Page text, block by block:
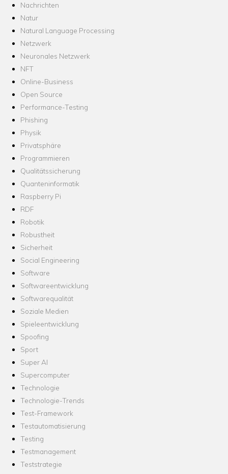
Nachrichten
Natur
Natural Language Processing
Netzwerk
Neuronales Netzwerk
NFT
Online-Business
Open Source
Performance-Testing
Phishing
Physik
Privatsphäre
Programmieren
Qualitätssicherung
Quanteninformatik
Raspberry Pi
RDF
Robotik
Robustheit
Sicherheit
Social Engineering
Software
Softwareentwicklung
Softwarequalität
Soziale Medien
Spieleentwicklung
Spoofing
Sport
Super AI
Supercomputer
Technologie
Technologie-Trends
Test-Framework
Testautomatisierung
Testing
Testmanagement
Teststrategie